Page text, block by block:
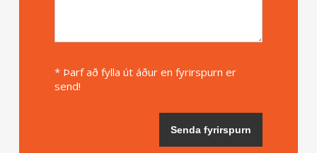
* Þarf að fylla út áður en fyrirspurn er
send!